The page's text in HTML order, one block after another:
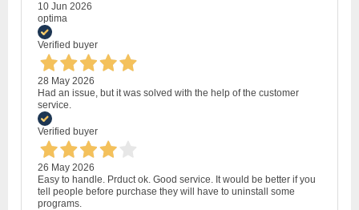
10 Jun 2026
optima
Verified buyer
28 May 2026
Had an issue, but it was solved with the help of the customer
service.
Verified buyer
26 May 2026
Easy to handle. Prduct ok. Good service. It would be better if you
tell people before purchase they will have to uninstall some
programs.